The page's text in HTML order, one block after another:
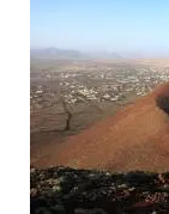
Subida al
fácil en